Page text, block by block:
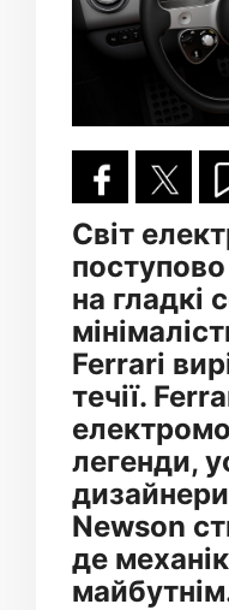
Світ
на гладкі
Ferrari
течії.
легенди,
Newson
де